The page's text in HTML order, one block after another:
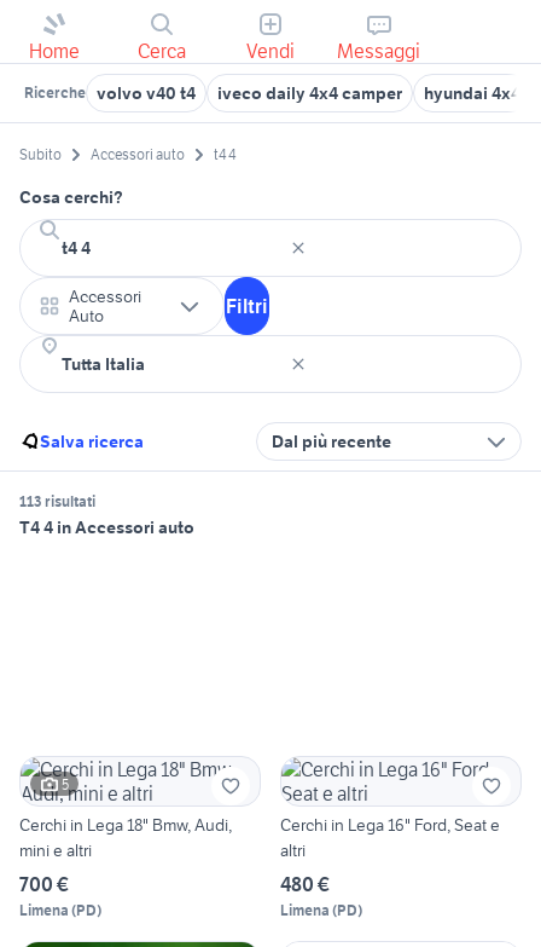
Home Cerca Vendi Messaggi
Ricerche volvo v40 t4 iveco daily 4x4 camper hyundai 4x4
Subito Accessori auto t4 4
Cosa cerchi?
Accessori
Auto
Filtri
Salva ricerca Dal più recente
113 risultati
T4 4 in Accessori auto
5
Cerchi in Lega 18" Bmw, Audi,
mini e altri
700 €
Limena (PD)
Cerchi in Lega 16" Ford, Seat e
altri
480 €
Limena (PD)